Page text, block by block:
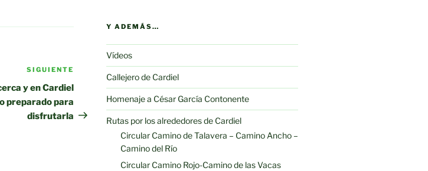
entrada
SIGUIENTE
y en Cardiel
preparado para
disfrutarla
Y ADEMÁS…
Vídeos
Callejero de Cardiel
Homenaje a César García Contonente
Rutas por los alrededores de Cardiel
Circular Camino de Talavera – Camino Ancho –
Camino del Río
Circular Camino Rojo-Camino de las Vacas